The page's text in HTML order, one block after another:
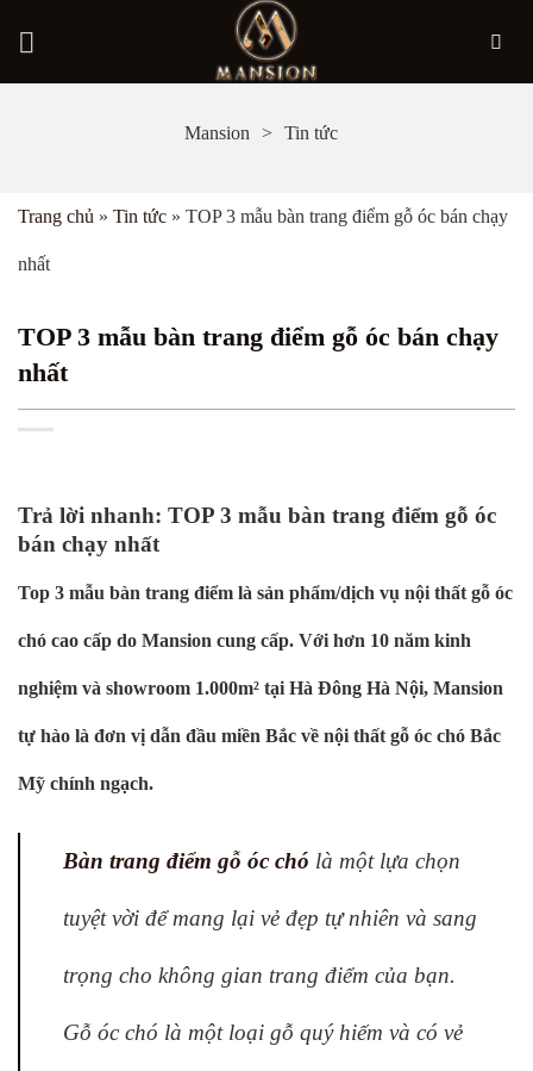
Mansion Tin tức
Trang chủ » Tin tức » TOP 3 mẫu bàn trang điểm gỗ óc bán chạy
nhất
TOP 3 mẫu bàn trang điểm gỗ óc bán chạy
nhất
Trả lời nhanh: TOP 3 mẫu bàn trang điểm gỗ óc
bán chạy nhất
Top 3 mẫu bàn trang điểm là sản phẩm/dịch vụ nội thất gỗ óc
chó cao cấp do Mansion cung cấp. Với hơn 10 năm kinh
nghiệm và showroom 1.000m² tại Hà Đông Hà Nội, Mansion
tự hào là đơn vị dẫn đầu miền Bắc về nội thất gỗ óc chó Bắc
Mỹ chính ngạch.
Bàn trang điểm gỗ óc chó là một lựa chọn
tuyệt vời để mang lại vẻ đẹp tự nhiên và sang
trọng cho không gian trang điểm của bạn.
Gỗ óc chó là một loại gỗ quý hiếm và có vẻ